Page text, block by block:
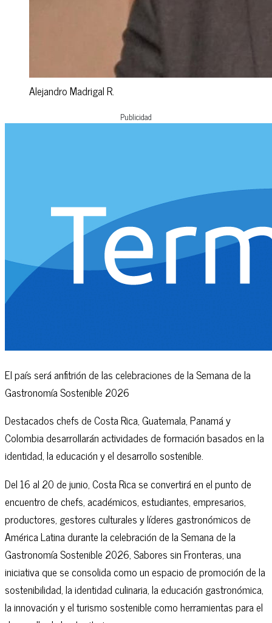
Alejandro Madrigal R.
Publicidad
El país será anfitrión de las celebraciones de la Semana de la
Gastronomía Sostenible 2026
Destacados chefs de Costa Rica, Guatemala, Panamá y
Colombia desarrollarán actividades de formación basados en la
identidad, la educación y el desarrollo sostenible.
Del 16 al 20 de junio, Costa Rica se convertirá en el punto de
encuentro de chefs, académicos, estudiantes, empresarios,
productores, gestores culturales y líderes gastronómicos de
América Latina durante la celebración de la Semana de la
Gastronomía Sostenible 2026, Sabores sin Fronteras, una
iniciativa que se consolida como un espacio de promoción de la
sostenibilidad, la identidad culinaria, la educación gastronómica,
la innovación y el turismo sostenible como herramientas para el